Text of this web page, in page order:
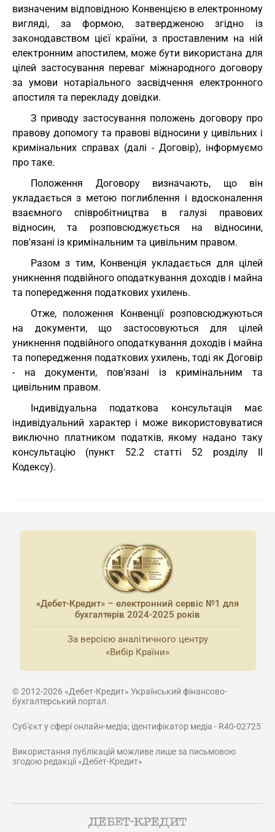
визначеним відповідною Конвенцією в електронному
вигляді, за формою, затвердженою згідно із
законодавством цієї країни, з проставленим на ній
електронним апостилем, може бути використана для
цілей застосування переваг міжнародного договору
за умови нотаріального засвідчення електронного
апостиля та перекладу довідки.
З приводу застосування положень договору про
правову допомогу та правові відносини у цивільних і
кримінальних справах (далі - Договір), інформуємо
про таке.
Положення Договору визначають, що він
укладається з метою поглиблення і вдосконалення
взаємного співробітництва в галузі правових
відносин, та розповсюджується на відносини,
пов'язані із кримінальним та цивільним правом.
Разом з тим, Конвенція укладається для цілей
уникнення подвійного оподаткування доходів і майна
та попередження податкових ухилень.
Отже, положення Конвенції розповсюджуються
на документи, що застосовуються для цілей
уникнення подвійного оподаткування доходів і майна
та попередження податкових ухилень, тоді як Договір
- на документи, пов'язані із кримінальним та
цивільним правом.
Індивідуальна податкова консультація має
індивідуальний характер і може використовуватися
виключно платником податків, якому надано таку
консультацію (пункт 52.2 статті 52 розділу II
Кодексу).
«Дебет-Кредит» – електронний сервіс №1 для
бухгалтерів 2024-2025 років
За версією аналітичного центру
«Вибір Країни»
© 2012-2026 «Дебет-Кредит» Український фінансово-
бухгалтерський портал.
Суб'єкт у сфері онлайн-медіа; ідентифікатор медіа - R40-02725
Використання публікацій можливе лише за письмовою
згодою редакції «Дебет-Кредит»